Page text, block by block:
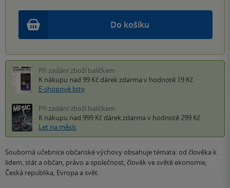
Do košíku
Při zaslání zboží balíčkem
K nákupu nad 99 Kč dárek zdarma v hodnotě 19 Kč
E-shopové listy
Při zaslání zboží balíčkem
K nákupu nad 999 Kč dárek zdarma v hodnotě 299 Kč
Let na měsíc
Souborná učebnice občanské výchovy obsahuje témata: od člověka k
lidem, stát a občan, právo a společnost, člověk ve světě ekonomie,
Česká republika, Evropa a svět.